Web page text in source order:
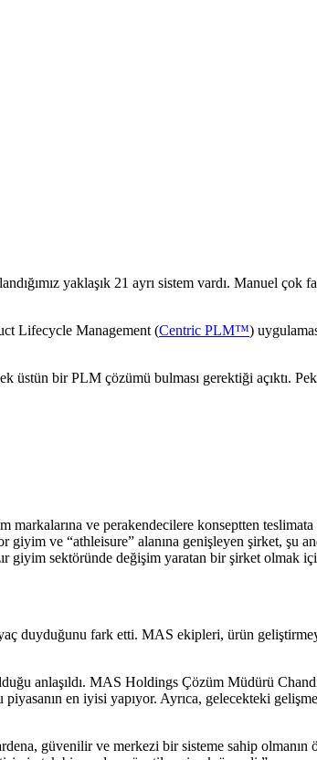
yaklaşık 21 ayrı sistem vardı. Manuel çok
Lifecycle Management (Centric PLM™)
bir PLM çözümü bulması gerektiği açıktı.
markalarına ve perakendecilere konseptten
ve “athleisure” alanına genişleyen şirket, şu
giyim sektöründe değişim yaratan bir şirket olmak
duyduğunu fark etti. MAS ekipleri, ürün
anlaşıldı. MAS Holdings Çözüm Müdürü
en iyisi yapıyor. Ayrıca, gelecekteki
güvenilir ve merkezi bir sisteme sahip